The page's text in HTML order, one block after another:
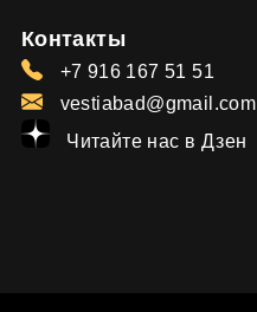
Контакты
+7 916 167 51 51
vestiabad@gmail.com
Читайте нас в Дзен